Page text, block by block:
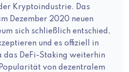
Kryptoindustrie. Das
Dezember 2020 neuen
sich schließlich entschied,
und es offiziell in
das DeFi-Staking weiterhin
von dezentralem